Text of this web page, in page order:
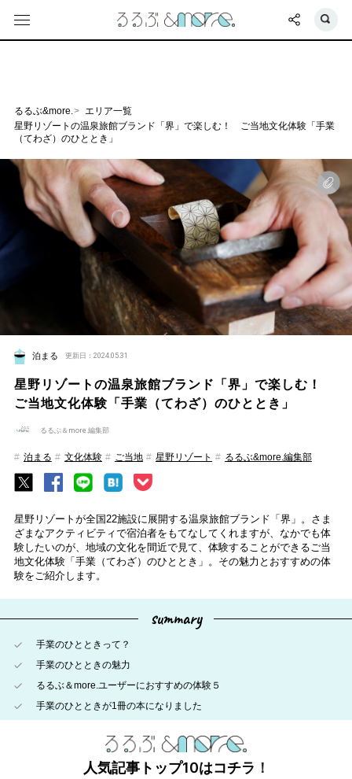
るるぶ&more.
エリア一覧
星野リゾートの温泉旅館ブランド「界」で楽しむ！ ご当地文化体験「手業
（てわざ）のひととき」
泊まる 更新日：2024.05.31
星野リゾートの温泉旅館ブランド「界」で楽しむ！
ご当地文化体験「手業（てわざ）のひととき」
るるぶ＆more.編集部
泊まる 文化体験 ご当地 星野リゾート るるぶ&more.編集部
星野リゾートが全国22施設に展開する温泉旅館ブランド「界」。さま
ざまなアクティビティで宿泊者をもてなしてくれますが、なかでも体
験したいのが、地域の⽂化を間近で⾒て、体験することができるご当
地⽂化体験「⼿業（てわざ）のひととき」。その魅力とおすすめの体
験をご紹介します。
summary
手業のひとときって？
手業のひとときの魅力
るるぶ＆more.ユーザーにおすすめの体験５
手業のひとときが1冊の本になりました
人気記事トップ10はコチラ！